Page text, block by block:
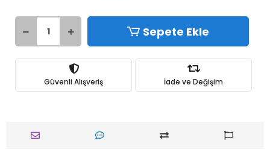
Sepete Ekle
Güvenli Alışveriş İade ve Değişim